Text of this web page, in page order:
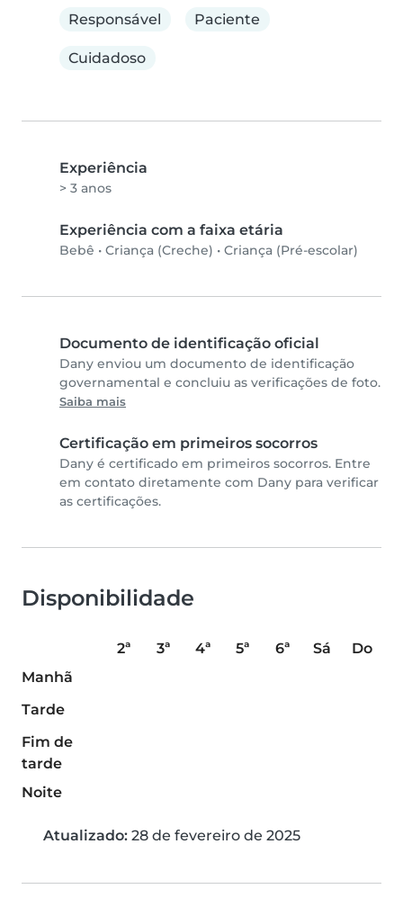
Responsável
Paciente
Cuidadoso
Experiência
> 3 anos
Experiência com a faixa etária
Bebê • Criança (Creche) • Criança (Pré-escolar)
Documento de identificação oficial
Dany enviou um documento de identificação
governamental e concluiu as verificações de foto.
Saiba mais
Certificação em primeiros socorros
Dany é certificado em primeiros socorros. Entre
em contato diretamente com Dany para verificar
as certificações.
Disponibilidade
2ª 3ª 4ª 5ª 6ª Sá
Do
Manhã
Tarde
Fim de
tarde
Noite
Atualizado: 28 de fevereiro de 2025